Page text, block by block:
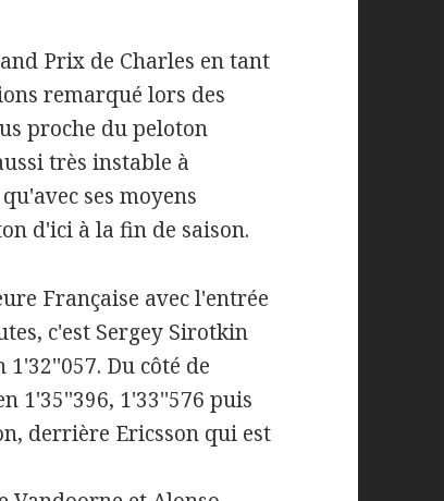
Prix de Charles en tant
remarqué lors des
proche du peloton
très instable à
ses moyens
d'ici à la fin de saison.
Française avec l'entrée
c'est Sergey Sirotkin
Du côté de
1'35''396, 1'33''576 puis
derrière Ericsson qui est